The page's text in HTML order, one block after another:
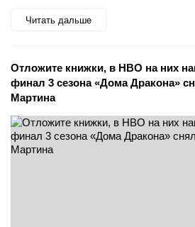
Читать дальше
Отложите книжки, в HBO на них
финал 3 сезона «Дома Дракона»
Мартина